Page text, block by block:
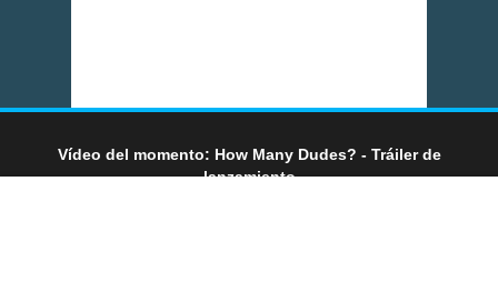
Vídeo del momento: How Many Dudes? - Tráiler de
lanzamiento